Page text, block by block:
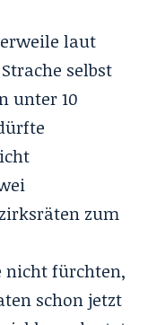
laut
selbst
unter 10
zum
nicht fürchten,
schon jetzt